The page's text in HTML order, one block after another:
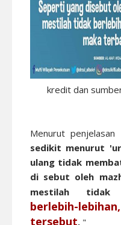
kredit dan
Menurut
sedikit menurut
ulang tidak
di sebut oleh
mestilah tidak
berlebih-
tersebut. "